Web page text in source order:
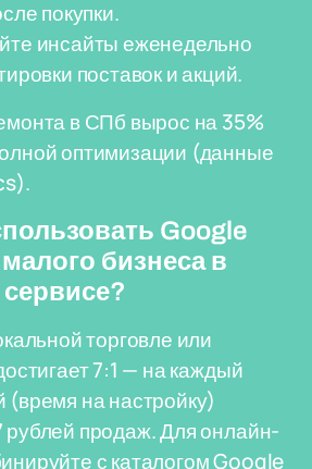
покупки.
инсайты еженедельно
поставок и акций.
в СПб вырос на 35%
оптимизации (данные
Google
бизнеса в
торговле или
7:1 — на каждый
(время на настройку)
рублей продаж. Для онлайн-
с каталогом Google